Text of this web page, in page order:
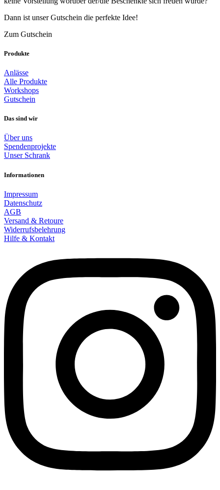
Dann ist unser Gutschein die perfekte Idee!
Zum Gutschein
Produkte
Anlässe
Alle Produkte
Workshops
Gutschein
Das sind wir
Über uns
Spendenprojekte
Unser Schrank
Informationen
Impressum
Datenschutz
AGB
Versand & Retoure
Widerrufsbelehrung
Hilfe & Kontakt